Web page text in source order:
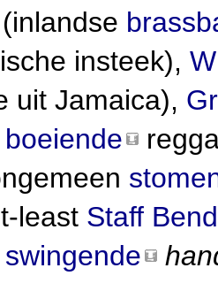
(inlandse
insteek),
uit Jamaica),
least Staff